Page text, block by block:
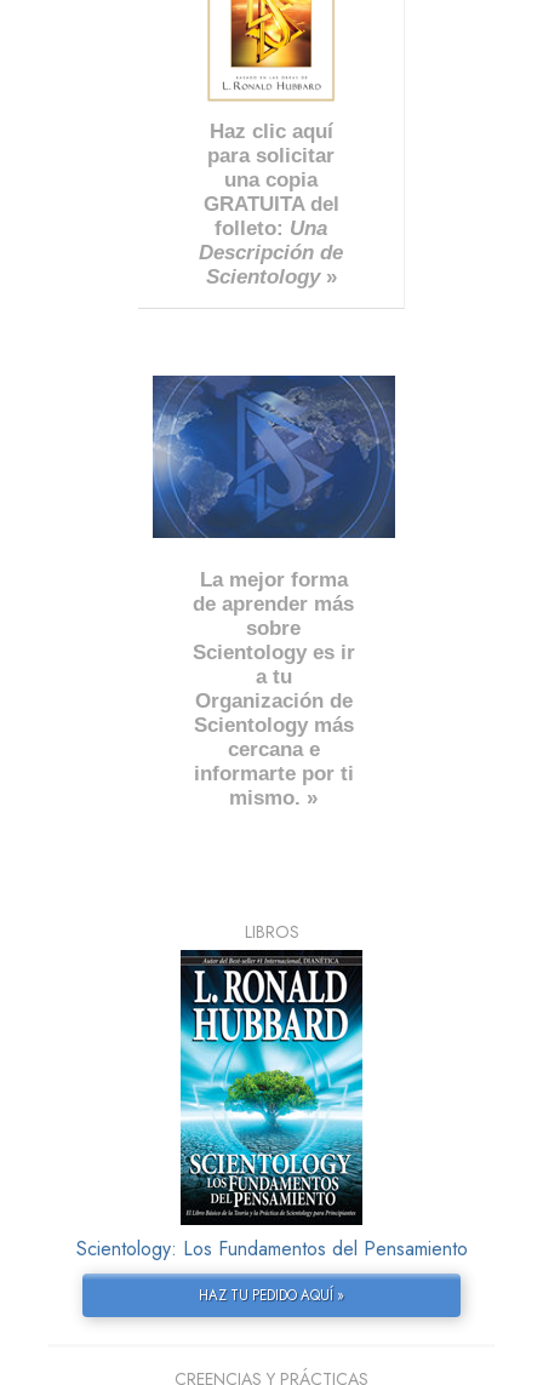
Haz clic aquí
para solicitar
una copia
GRATUITA del
folleto: Una
Descripción de
Scientology»
La mejor forma
de aprender más
sobre
Scientology es ir
a tu
Organización de
Scientology más
cercana e
informarte por ti
mismo. »
LIBROS
Scientology: Los Fundamentos del Pensamiento
HAZ TU PEDIDO AQUÍ »
CREENCIAS Y PRÁCTICAS